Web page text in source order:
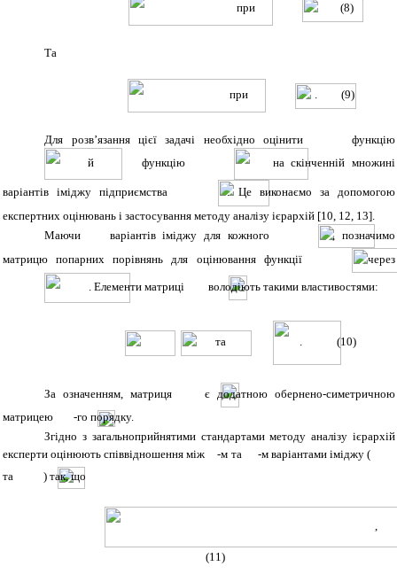
при (8)
Та
при . (9)
Для розв’язання цієї задачі необхідно оцінити
функцію
й
функцію на скінченній множині
варіантів іміджу підприємства
. Це виконаємо за допомогою
експертних оцінювань і застосування методу аналізу ієрархій [10, 12, 13].
Маючи
варіантів іміджу для кожного
, позначимо
матрицю попарних порівнянь для оцінювання функції
через
. Елементи матриці володіють такими властивостями:
та . (10)
За означенням, матриця
є додатною обернено-симетричною
матрицею
-го порядку.
Згідно з загальноприйнятими стандартами методу аналізу ієрархій
експерти оцінюють співвідношення між
-м та
-м варіантами іміджу (
та
) так, що
(11)